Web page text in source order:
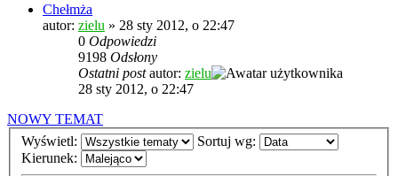
Chełmża
autor: zielu » 28 sty 2012, o 22:47
0 Odpowiedzi
9198 Odsłony
Ostatni postautor: zielu
28 sty 2012, o 22:47
NOWY TEMAT
Wyświetl:
Sortuj wg:
Kierunek: